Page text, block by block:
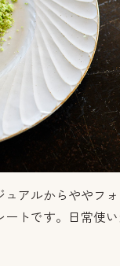
アルからややフ
トです。日常使